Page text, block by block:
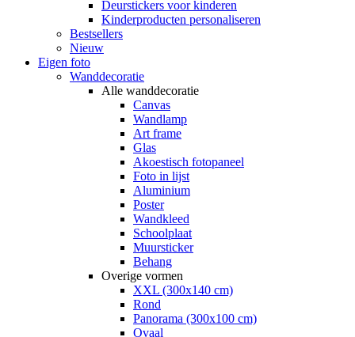
Deurstickers voor kinderen
Kinderproducten personaliseren
Bestsellers
Nieuw
Eigen foto
Wanddecoratie
Alle wanddecoratie
Canvas
Wandlamp
Art frame
Glas
Akoestisch fotopaneel
Foto in lijst
Aluminium
Poster
Wandkleed
Schoolplaat
Muursticker
Behang
Overige vormen
XXL (300x140 cm)
Rond
Panorama (300x100 cm)
Ovaal